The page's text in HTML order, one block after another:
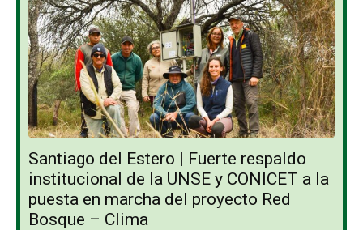
Santiago del Estero | Fuerte respaldo
institucional de la UNSE y CONICET a la
puesta en marcha del proyecto Red
Bosque – Clima